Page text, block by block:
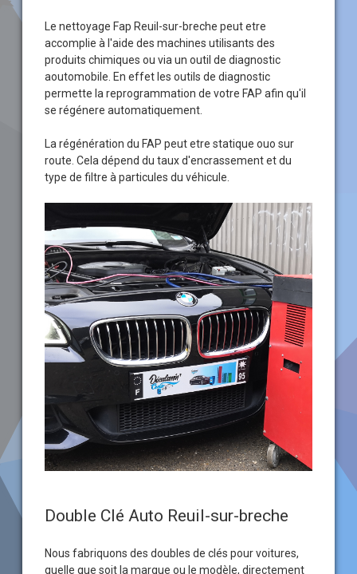
Le nettoyage Fap Reuil-sur-breche peut etre
accomplie à l'aide des machines utilisants des
produits chimiques ou via un outil de diagnostic
aoutomobile. En effet les outils de diagnostic
permette la reprogrammation de votre FAP afin qu'il
se régénere automatiquement.
La régénération du FAP peut etre statique ouo sur
route. Cela dépend du taux d'encrassement et du
type de filtre à particules du véhicule.
Double Clé Auto Reuil-sur-breche
Nous fabriquons des doubles de clés pour voitures,
quelle que soit la marque ou le modèle, directement